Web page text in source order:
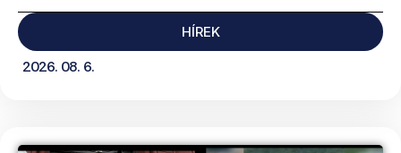
HÍREK
2026. 08. 6.